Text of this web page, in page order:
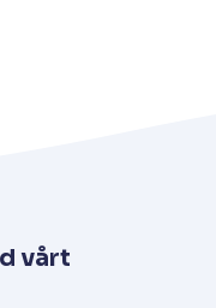
vårt